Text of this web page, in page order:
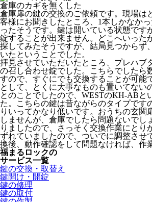
倉庫のカギを無くした
倉庫扉の鍵の交換のご依頼です。現場は
客様にお聞きしたところ、1本しかなか
ったそうです。鍵は開いている状態です
錠することが出来ません。どこへいった
探してみたそうですが、結局見つからず
いたということでした。
拝見させていただいたところ、プレハブ
の召し合わせ錠でした。こちらでしたら
すので、すぐにでも交換することが可能
として、とくに大事なものも置いてない
とのことでしたので、WESTのKH-ABと
た。こちらの鍵は昔ながらのタイプです
りいってかなり低いです。おうちの玄関
しませんが、倉庫でしたら問題ないでし
りましたので、さっそく交換作業にとり
ずれていましたので、ついでに調整させ
換後、動作確認をして問題なければ、作
福まるロックの
サービス一覧
鍵の交換・取替え
鍵開け・開錠
鍵の修理
鍵の取付